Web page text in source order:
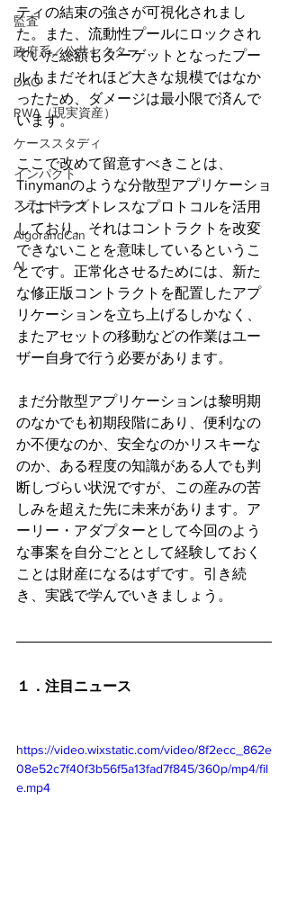
監査
政府系／公共セクター
DAO
RWA（現実資産）
ケーススタディ
インパクト
ステーキング
AlgorandCan
AI
ティの結束の強さが可視化されまし
た。また、流動性プールにロックされ
ていた総額もターゲットとなったプー
ルもまだそれほど大きな規模ではなか
ったため、ダメージは最小限で済んで
います。
ここで改めて留意すべきことは、
Tinymanのような分散型アプリケーショ
ンはトラストレスなプロトコルを活用
しており、それはコントラクトを改変
できないことを意味しているというこ
とです。正常化させるためには、新た
な修正版コントラクトを配置したアプ
リケーションを立ち上げるしかなく、
またアセットの移動などの作業はユー
ザー自身で行う必要があります。
まだ分散型アプリケーションは黎明期
のなかでも初期段階にあり、便利なの
か不便なのか、安全なのかリスキーな
のか、ある程度の知識がある人でも判
断しづらい状況ですが、この産みの苦
しみを超えた先に未来があります。ア
ーリー・アダプターとして今回のよう
な事案を自分ごととして経験しておく
ことは財産になるはずです。引き続
き、実践で学んでいきましょう。
１．注目ニュース
https://video.wixstatic.com/video/8f2ecc_862e
08e52c7f40f3b56f5a13fad7f845/360p/mp4/fil
e.mp4